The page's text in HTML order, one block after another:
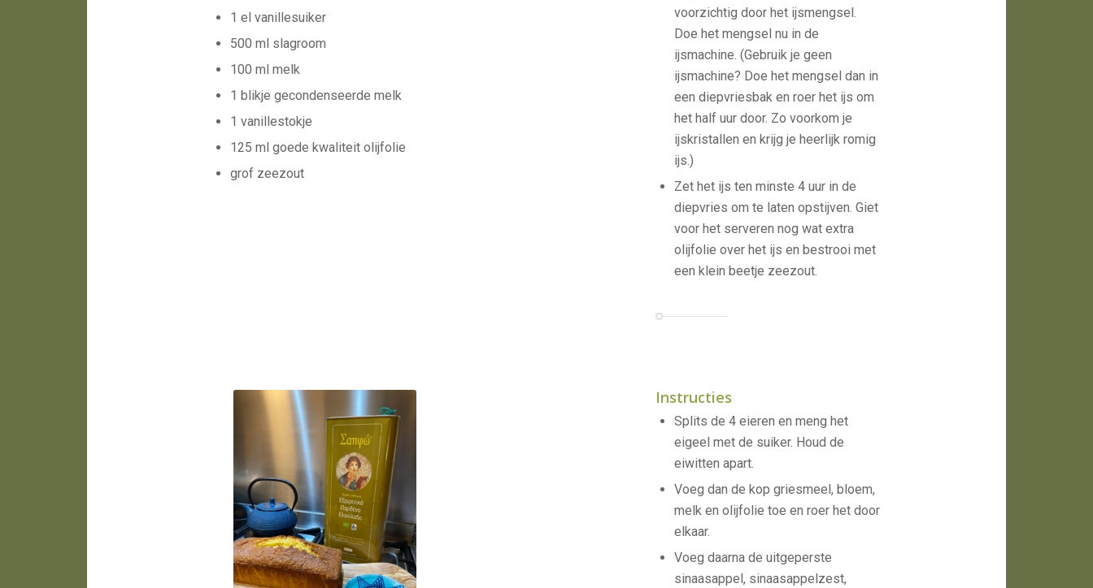
1 el vanillesuiker
500 ml slagroom
100 ml melk
1 blikje gecondenseerde melk
1 vanillestokje
125 ml goede kwaliteit olijfolie
grof zeezout
voorzichtig door het ijsmengsel.
Doe het mengsel nu in de
ijsmachine. (Gebruik je geen
ijsmachine? Doe het mengsel dan in
een diepvriesbak en roer het ijs om
het half uur door. Zo voorkom je
ijskristallen en krijg je heerlijk romig
ijs.)
Zet het ijs ten minste 4 uur in de
diepvries om te laten opstijven. Giet
voor het serveren nog wat extra
olijfolie over het ijs en bestrooi met
een klein beetje zeezout.
Instructies
Splits de 4 eieren en meng het
eigeel met de suiker. Houd de
eiwitten apart.
Voeg dan de kop griesmeel, bloem,
melk en olijfolie toe en roer het door
elkaar.
Voeg daarna de uitgeperste
sinaasappel, sinaasappelzest,